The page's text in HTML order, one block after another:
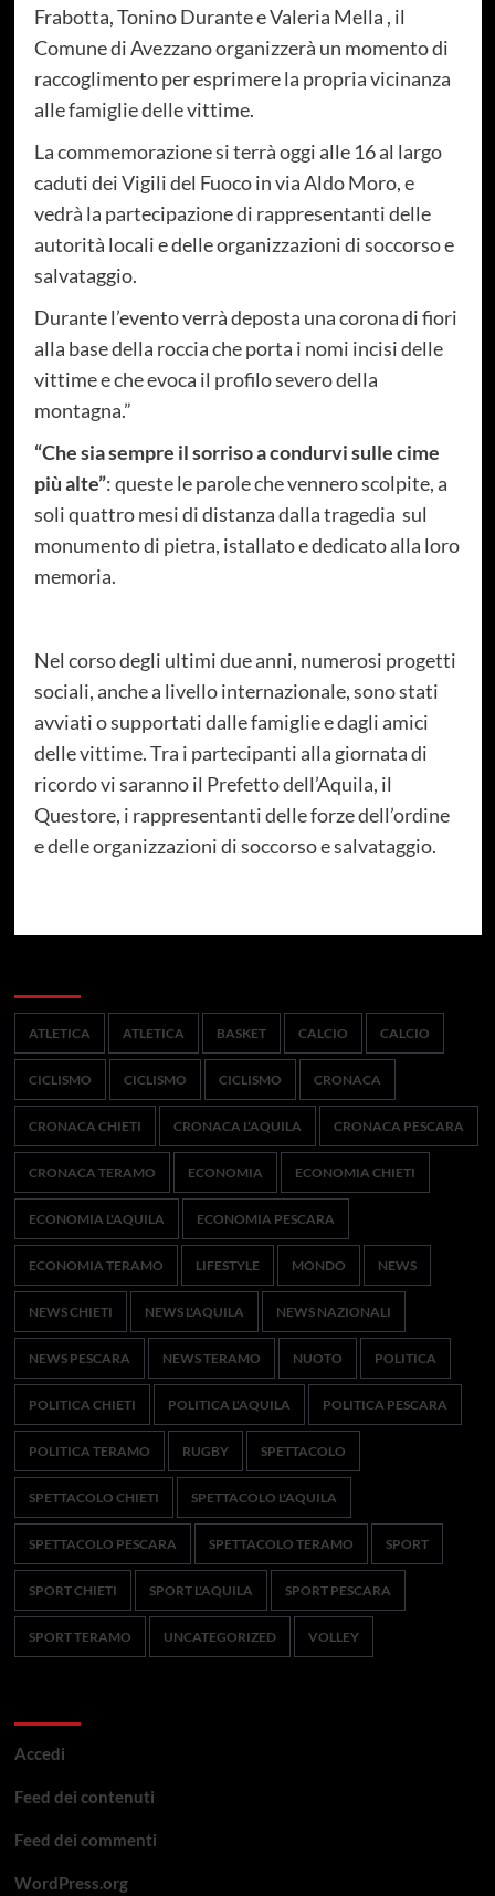
Frabotta, Tonino Durante e Valeria Mella , il
Comune di Avezzano organizzerà un momento di
raccoglimento per esprimere la propria vicinanza
alle famiglie delle vittime.
La commemorazione si terrà oggi alle 16 al largo
caduti dei Vigili del Fuoco in via Aldo Moro, e
vedrà la partecipazione di rappresentanti delle
autorità locali e delle organizzazioni di soccorso e
salvataggio.
Durante l’evento verrà deposta una corona di fiori
alla base della roccia che porta i nomi incisi delle
vittime e che evoca il profilo severo della
montagna.”
“Che sia sempre il sorriso a condurvi sulle cime
più alte”: queste le parole che vennero scolpite, a
soli quattro mesi di distanza dalla tragedia sul
monumento di pietra, istallato e dedicato alla loro
memoria.
Nel corso degli ultimi due anni, numerosi progetti
sociali, anche a livello internazionale, sono stati
avviati o supportati dalle famiglie e dagli amici
delle vittime. Tra i partecipanti alla giornata di
ricordo vi saranno il Prefetto dell’Aquila, il
Questore, i rappresentanti delle forze dell’ordine
e delle organizzazioni di soccorso e salvataggio.
ATLETICA ATLETICA BASKET CALCIO CALCIO
CICLISMO CICLISMO CICLISMO CRONACA
CRONACA CHIETI CRONACA L'AQUILA CRONACA PESCARA
CRONACA TERAMO ECONOMIA ECONOMIA CHIETI
ECONOMIA L'AQUILA ECONOMIA PESCARA
ECONOMIA TERAMO LIFESTYLE MONDO NEWS
NEWS CHIETI NEWS L'AQUILA NEWS NAZIONALI
NEWS PESCARA NEWS TERAMO NUOTO POLITICA
POLITICA CHIETI POLITICA L'AQUILA POLITICA PESCARA
POLITICA TERAMO RUGBY SPETTACOLO
SPETTACOLO CHIETI SPETTACOLO L'AQUILA
SPETTACOLO PESCARA SPETTACOLO TERAMO SPORT
SPORT CHIETI SPORT L'AQUILA SPORT PESCARA
SPORT TERAMO UNCATEGORIZED VOLLEY
Accedi
Feed dei contenuti
Feed dei commenti
WordPress.org